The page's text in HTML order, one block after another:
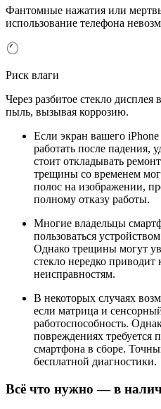
Фантомные нажатия или
использование телефона
Риск влаги
Через разбитое стекло дисплея
пыль, вызывая коррозию.
Если экран вашего iPhone
работать после падения,
стоит откладывать
трещины со временем
полос на изображении,
полному отказу работы.
Многие владельцы
пользоваться
Однако трещины могут
стекло нередко
неисправностям.
В некоторых случаях
если матрица и
работоспособность.
повреждениях требуется
смартфона в сборе.
бесплатной диагностики.
Всё что нужно — в